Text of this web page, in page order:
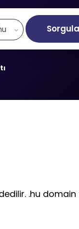
Sorgula
.hu